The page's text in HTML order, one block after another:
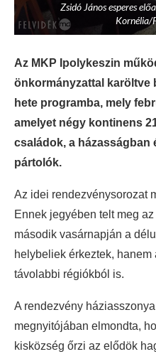
Zsidó János esperes
Kornélia/
Az MKP Ipolykeszin
önkormányzattal karöltve
hete programba, mely
amelyet négy kontinens
családok, a házasságban
pártolók.
Az idei rendezvénysorozat
Ennek jegyében telt meg
második vasárnapján a
helybeliek érkeztek,
távolabbi régiókból is.
A rendezvény
megnyitójában elmondta,
kisközség őrzi az elődök